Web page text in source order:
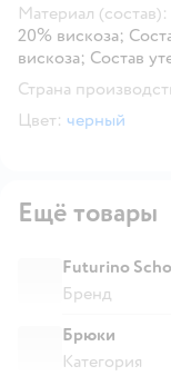
Материал (состав):
20% вискоза;
вискоза; Состав
Страна
Цвет: черный
Ещё товары
Futurino
Бренд
Брюки
Категория